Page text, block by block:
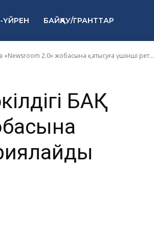
ҮЙРЕН БАЙҚАУ/ГРАНТТАР
«Newsroom 2.0» жобасына қатысуға үшінші рет...
БАҚ